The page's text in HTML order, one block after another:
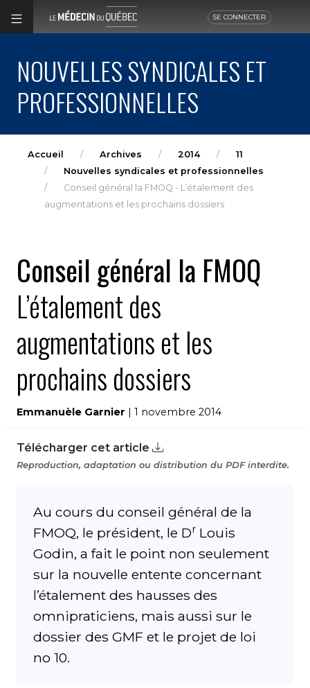
SE CONNECTER
NOUVELLES SYNDICALES ET
PROFESSIONNELLES
Accueil Archives 2014
11
Nouvelles syndicales et professionnelles
Conseil général la FMOQ - L’étalement des
augmentations et les prochains dossiers
Conseil général la FMOQ
L’étalement des
augmentations et les
prochains dossiers
Emmanuèle Garnier | 1 novembre 2014
Télécharger cet article
Reproduction, adaptation ou distribution du PDF interdite.
Au cours du conseil général de la
FMOQ, le président, le Dr Louis
Godin, a fait le point non seulement
sur la nouvelle entente concernant
l’étalement des hausses des
omnipraticiens, mais aussi sur le
dossier des GMF et le projet de loi
no 10.